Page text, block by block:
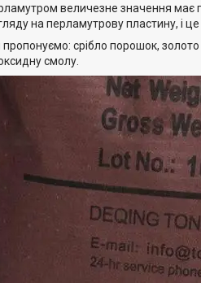
величезне значення має
на перламутрову пластину, і
срібло порошок,
смолу.